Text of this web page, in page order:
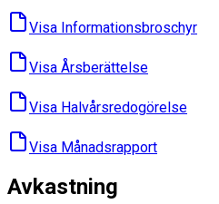
Visa Informations­broschyr
Visa Års­berättelse
Visa Halvårs­redogörelse
Visa Månads­rapport
Avkastning